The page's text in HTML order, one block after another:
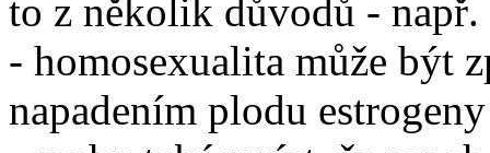
to z několik důvodů - např.
- homosexualita může být
napadením plodu estrogeny